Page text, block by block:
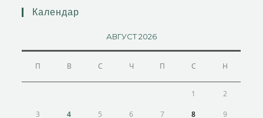
Календар
АВГУСТ 2026
П В С Ч П С Н
1 2
3 4 5 6 7 8 9